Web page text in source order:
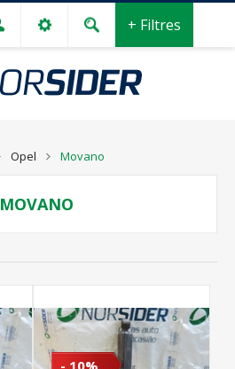
+ Filtres
Opel Movano
MOVANO
- 10%